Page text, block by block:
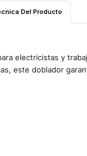
Del Producto
electricistas y
este doblador